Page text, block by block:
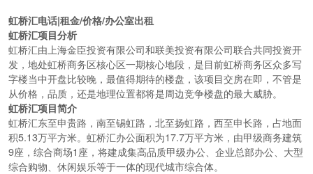
虹桥汇电话|租金/价格/办公室出租
虹桥汇项目分析
虹桥汇由上海金臣投资有限公司和联美投资有限公司联合共同投资开
发，地处虹桥商务区核心区一期核心地段，是目前虹桥商务区众多写
字楼当中开盘比较晚，最值得期待的楼盘，该项目交房在即，不管是
从价格，品质，还是地理位置都将是周边竞争楼盘的最大威胁。
虹桥汇项目简介
虹桥汇东至申贵路，南至锡虹路，北至扬虹路，西至申长路，占地面
积5.13万平方米。虹桥汇办公面积为17.7万平方米，由甲级商务建筑
9座，综合商场1座，将建成集高品质甲级办公、企业总部办公、大型
综合购物、休闲娱乐等于一体的现代城市综合体。